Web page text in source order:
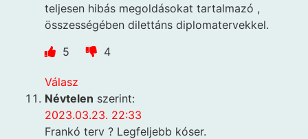
teljesen hibás megoldásokat tartalmazó ,
összességében dilettáns diplomatervekkel.
5
4
Válasz
Névtelen szerint:
2023.03.23. 22:33
Frankó terv ? Legfeljebb kóser.